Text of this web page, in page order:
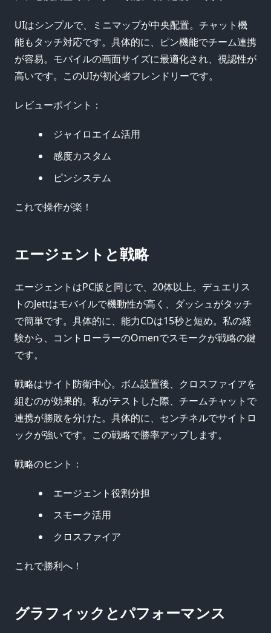
UIはシンプルで、ミニマップが中央配置。チャット機
能もタッチ対応です。具体的に、ピン機能でチーム連携
が容易。モバイルの画面サイズに最適化され、視認性が
高いです。このUIが初心者フレンドリーです。
レビューポイント：
ジャイロエイム活用
感度カスタム
ピンシステム
これで操作が楽！
エージェントと戦略
エージェントはPC版と同じで、20体以上。デュエリス
トのJettはモバイルで機動性が高く、ダッシュがタッチ
で簡単です。具体的に、能力CDは15秒と短め。私の経
験から、コントローラーのOmenでスモークが戦略の鍵
です。
戦略はサイト防衛中心。ボム設置後、クロスファイアを
組むのが効果的。私がテストした際、チームチャットで
連携が勝敗を分けた。具体的に、センチネルでサイトロ
ックが強いです。この戦略で勝率アップします。
戦略のヒント：
エージェント役割分担
スモーク活用
クロスファイア
これで勝利へ！
グラフィックとパフォーマンス